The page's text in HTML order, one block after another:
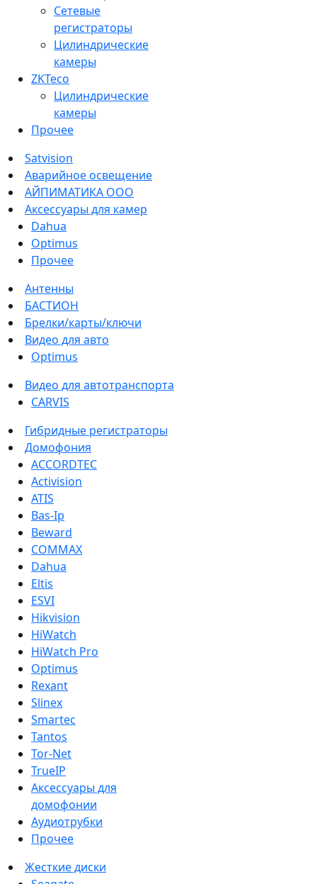
Сетевые
регистраторы
Цилиндрические
камеры
ZKTeco
Цилиндрические
камеры
Прочее
Satvision
Аварийное освещение
АЙПИМАТИКА ООО
Аксессуары для камер
Dahua
Optimus
Прочее
Антенны
БАСТИОН
Брелки/карты/ключи
Видео для авто
Optimus
Видео для автотранспорта
CARVIS
Гибридные регистраторы
Домофония
ACCORDTEC
Activision
ATIS
Bas-Ip
Beward
COMMAX
Dahua
Eltis
ESVI
Hikvision
HiWatch
HiWatch Pro
Optimus
Rexant
Slinex
Smartec
Tantos
Tor-Net
TrueIP
Аксессуары для
домофонии
Аудиотрубки
Прочее
Жесткие диски